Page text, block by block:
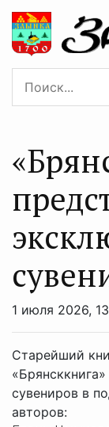
1 июля 2026,
Старейший
сувениров в
авторов: